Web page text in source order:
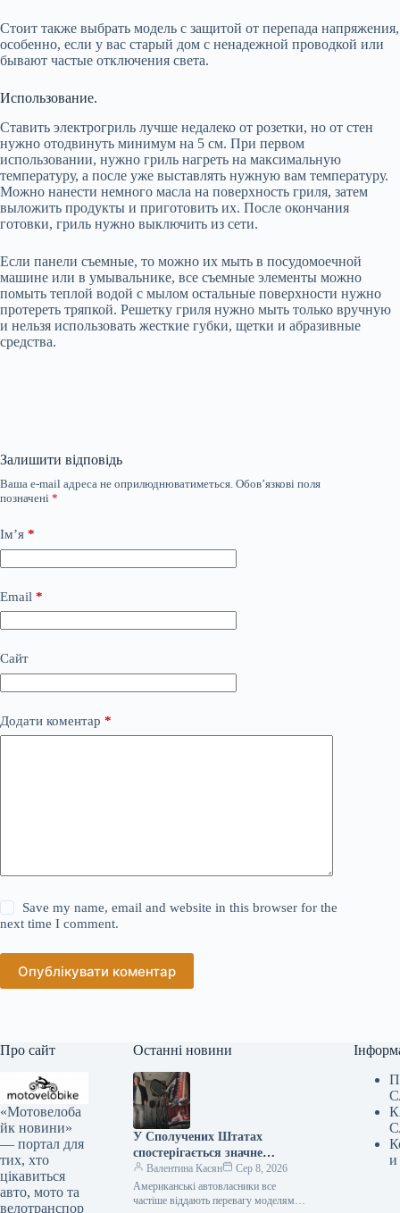
Стоит также выбрать модель с защитой от перепада напряжения,
особенно, если у вас старый дом с ненадежной проводкой или
бывают частые отключения света.
Использование.
Ставить электрогриль лучше недалеко от розетки, но от стен
нужно отодвинуть минимум на 5 см. При первом
использовании, нужно гриль нагреть на максимальную
температуру, а после уже выставлять нужную вам температуру.
Можно нанести немного масла на поверхность гриля, затем
выложить продукты и приготовить их. После окончания
готовки, гриль нужно выключить из сети.
Если панели съемные, то можно их мыть в посудомоечной
машине или в умывальнике, все съемные элементы можно
помыть теплой водой с мылом остальные поверхности нужно
протереть тряпкой. Решетку гриля нужно мыть только вручную
и нельзя использовать жесткие губки, щетки и абразивные
средства.
Залишити відповідь
Ваша e-mail адреса не оприлюднюватиметься. Обов’язкові поля
позначені *
Ім’я *
Email *
Сайт
Додати коментар *
Save my name, email and website in this browser for the
next time I comment.
Опублікувати коментар
Про сайт
«Мотовелоба
йк новини»
— портал для
тих, хто
цікавиться
авто, мото та
велотранспор
Останні новини
У Сполучених Штатах
спостерігається значне
зниження популярності
елітних автомобілів.
Валентина Касян
Сер 8, 2026
Американські автовласники все
частіше віддають перевагу моделям
и